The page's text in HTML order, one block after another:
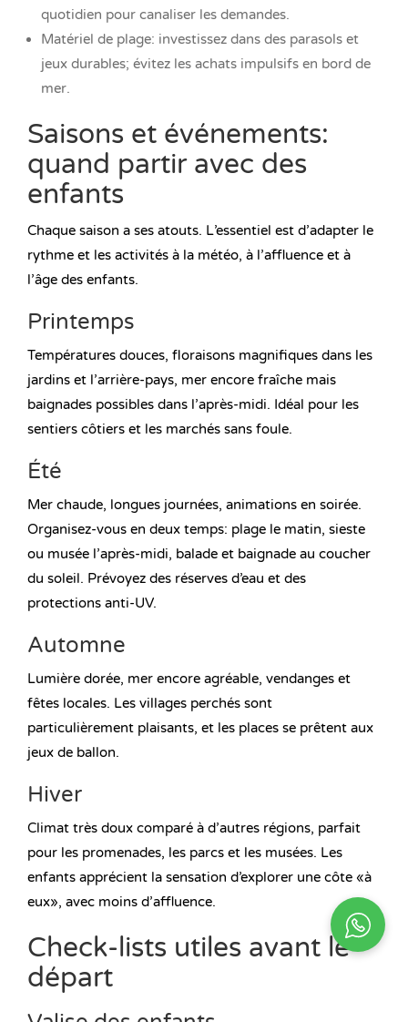
quotidien pour canaliser les demandes.
Matériel de plage: investissez dans des parasols et
jeux durables; évitez les achats impulsifs en bord de
mer.
Saisons et événements:
quand partir avec des
enfants
Chaque saison a ses atouts. L’essentiel est d’adapter le
rythme et les activités à la météo, à l’affluence et à
l’âge des enfants.
Printemps
Températures douces, floraisons magnifiques dans les
jardins et l’arrière-pays, mer encore fraîche mais
baignades possibles dans l’après-midi. Idéal pour les
sentiers côtiers et les marchés sans foule.
Été
Mer chaude, longues journées, animations en soirée.
Organisez-vous en deux temps: plage le matin, sieste
ou musée l’après-midi, balade et baignade au coucher
du soleil. Prévoyez des réserves d’eau et des
protections anti-UV.
Automne
Lumière dorée, mer encore agréable, vendanges et
fêtes locales. Les villages perchés sont
particulièrement plaisants, et les places se prêtent aux
jeux de ballon.
Hiver
Climat très doux comparé à d’autres régions, parfait
pour les promenades, les parcs et les musées. Les
enfants apprécient la sensation d’explorer une côte «à
eux», avec moins d’affluence.
Check-lists utiles avant le
départ